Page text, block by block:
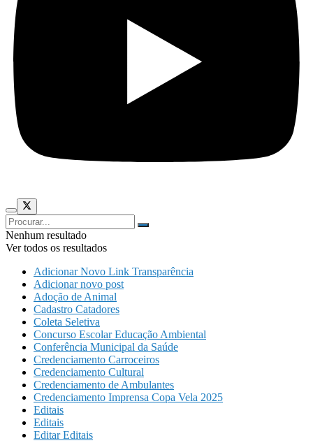
Nenhum resultado
Ver todos os resultados
Adicionar Novo Link Transparência
Adicionar novo post
Adoção de Animal
Cadastro Catadores
Coleta Seletiva
Concurso Escolar Educação Ambiental
Conferência Municipal da Saúde
Credenciamento Carroceiros
Credenciamento Cultural
Credenciamento de Ambulantes
Credenciamento Imprensa Copa Vela 2025
Editais
Editais
Editar Editais